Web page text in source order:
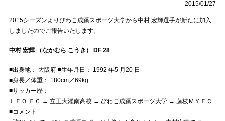
2015/01/27
2015シーズンよりびわこ成蹊スポーツ大学から中村 宏輝選手が新たに加入
しましたのでご報告いたします。
中村 宏輝 （なかむら こうき） DF 28
■出身地： 大阪府 ■生年月日： 1992 年5 月20 日
■身長／体重： 180cm／69kg
■サッカー歴：
ＬＥＯ ＦＣ → 立正大淞南高校 → びわこ成蹊スポーツ大学 → 藤枝ＭＹＦＣ
■コメント